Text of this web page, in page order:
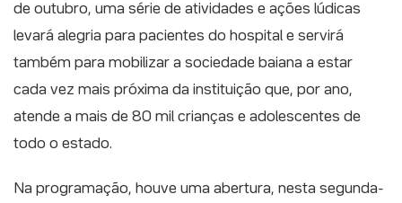
de outubro, uma série de atividades e ações lúdicas
levará alegria para pacientes do hospital e servirá
também para mobilizar a sociedade baiana a estar
cada vez mais próxima da instituição que, por ano,
atende a mais de 80 mil crianças e adolescentes de
todo o estado.
Na programação, houve uma abertura, nesta segunda-